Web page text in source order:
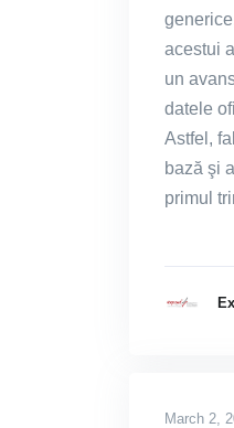
acestui
un
datele
Astfel,
bază şi
primul
March 2,